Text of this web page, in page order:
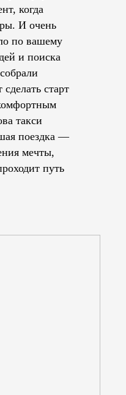
когда
И очень
по вашему
и поиска
старт
такси
поездка —
мечты,
путь